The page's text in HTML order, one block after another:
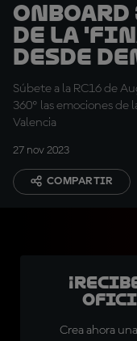
de la
desde
Súbete a la RC16 de
360º las emociones de
Valencia
27 nov 2023
COMPARTIR
Crea ahora